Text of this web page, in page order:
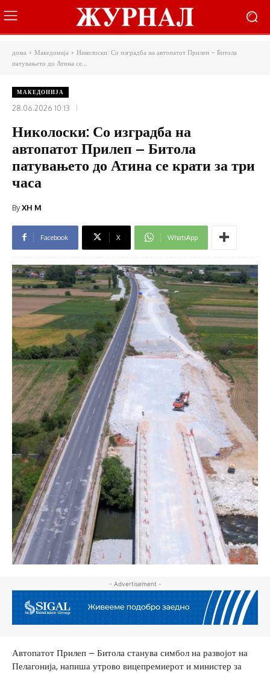
дома Македонија
Николоски: Со изградба на автопатот Прилеп – Битола
патувањето до Атина се...
МАКЕДОНИЈА
28.06.2026 10:13
Николоски: Со изградба на
автопатот Прилеп – Битола
патувањето до Атина се крати за три
часа
ByXH M
Facebook X WhatsApp
- Advertisement -
Автопатот Прилеп – Битола станува симбол на развојот на
Пелагонија, напиша утрово вицепремиерот и министер за